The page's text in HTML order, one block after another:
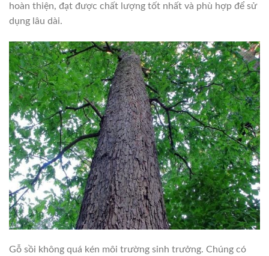
hoàn thiện, đạt được chất lượng tốt nhất và phù hợp để sử
dụng lâu dài.
Gỗ sồi không quá kén môi trường sinh trưởng. Chúng có